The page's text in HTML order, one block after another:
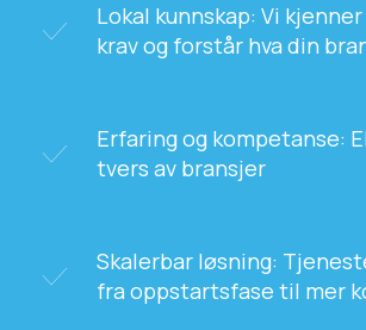
Lokal kunnskap: Vi
krav og forstår hva din
Erfaring og kompetanse:
tvers av bransjer
Skalerbar løsning:
fra oppstartsfase til mer